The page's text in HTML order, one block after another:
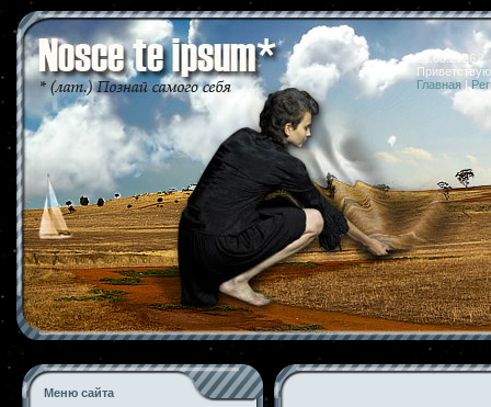
07.08.2026
Главная |
Меню сайта